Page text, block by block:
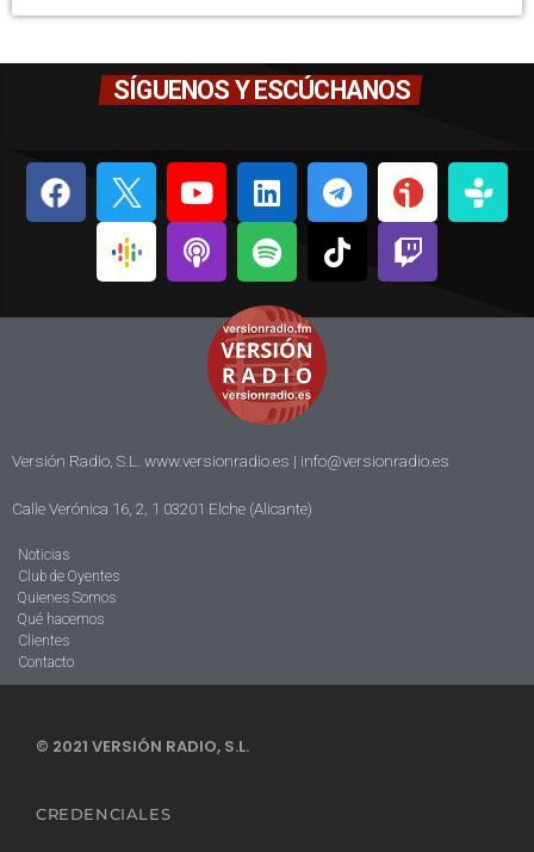
SÍGUENOS Y ESCÚCHANOS
Versión Radio, S.L. www.versionradio.es | info@versionradio.es
Calle Verónica 16, 2, 1 03201 Elche (Alicante)
Noticias
Club de Oyentes
Quienes Somos
Qué hacemos
Clientes
Contacto
© 2021 VERSIÓN RADIO, S.L.
CREDENCIALES